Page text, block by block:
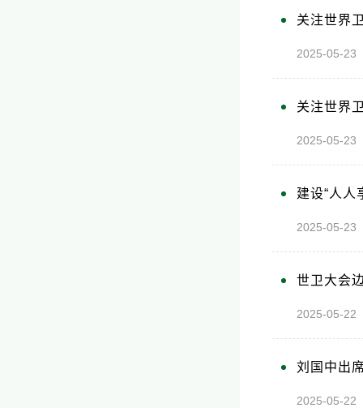
关注世界
2025-05-
关注世界
2025-05-
建设“人人
2025-05-
世卫大会
2025-05-
刘国中出
2025-05-